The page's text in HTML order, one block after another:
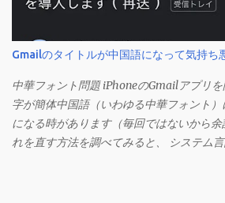
（カンマ）」 でも開きます）。 「編集」
Gmailのタイトルが中国語になって気持ち
中華フォント問題 iPhoneのGmailアプリ
字が簡体中国語（いわゆる中華フォント
になる時があります（毎回ではないから
れを直す方法を調べてみると、 システム